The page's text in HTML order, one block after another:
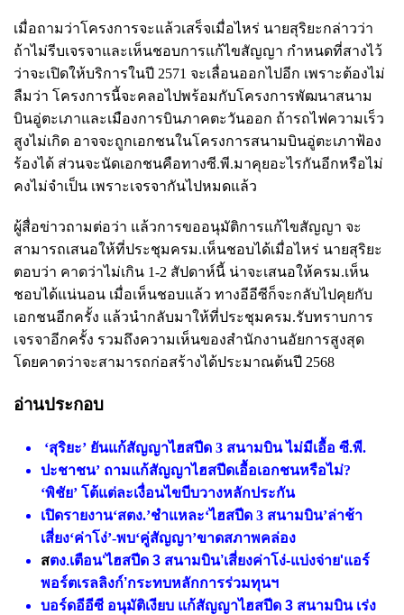
เมื่อถามว่าโครงการจะแล้วเสร็จเมื่อไหร่ นายสุริยะกล่าวว่า
ถ้าไม่รีบเจรจาและเห็นชอบการแก้ไขสัญญา กำหนดที่สางไว้
ว่าจะเปิดให้บริการในปี 2571 จะเลื่อนออกไปอีก เพราะต้องไม่
ลืมว่า โครงการนี้จะคลอไปพร้อมกับโครงการพัฒนาสนาม
บินอู่ตะเภาและเมืองการบินภาคตะวันออก ถ้ารถไฟความเร็ว
สูงไม่เกิด อาจจะถูกเอกชนในโครงการสนามบินอู่ตะเภาฟ้อง
ร้องได้ ส่วนจะนัดเอกชนคือทางซี.พี.มาคุยอะไรกันอีกหรือไม่
คงไม่จำเป็น เพราะเจรจากันไปหมดแล้ว
ผู้สื่อข่าวถามต่อว่า แล้วการขออนุมัติการแก้ไขสัญญา จะ
สามารถเสนอให้ที่ประชุมครม.เห็นชอบได้เมื่อไหร่ นายสุริยะ
ตอบว่า คาดว่าไม่เกิน 1-2 สัปดาห์นี้ น่าจะเสนอให้ครม.เห็น
ชอบได้แน่นอน เมื่อเห็นชอบแล้ว ทางอีอีซีก็จะกลับไปคุยกับ
เอกชนอีกครั้ง แล้วนำกลับมาให้ที่ประชุมครม.รับทราบการ
เจรจาอีกครั้ง รวมถึงความเห็นของสำนักงานอัยการสูงสุด
โดยคาดว่าจะสามารถก่อสร้างได้ประมาณต้นปี 2568
อ่านประกอบ
‘สุริยะ’ ยันแก้สัญญาไฮสปีด 3 สนามบิน ไม่มีเอื้อ ซี.พี.
ปะชาชน’ ถามแก้สัญญาไฮสปีดเอื้อเอกชนหรือไม่?
‘พิชัย’ โต้แต่ละเงื่อนไขบีบวางหลักประกัน
เปิดรายงาน‘สตง.’ชำแหละ‘ไฮสปีด 3 สนามบิน’ล่าช้า
เสี่ยง‘ค่าโง่’-พบ‘คู่สัญญา’ขาดสภาพคล่อง
สตง.เตือน‘ไฮสปีด 3 สนามบิน’เสี่ยงค่าโง่-แบ่งจ่าย'แอร์
พอร์ตเรลลิงก์’กระทบหลักการร่วมทุนฯ
บอร์ดอีอีซี อนุมัติเงียบ แก้สัญญาไฮสปีด 3 สนามบิน เร่ง